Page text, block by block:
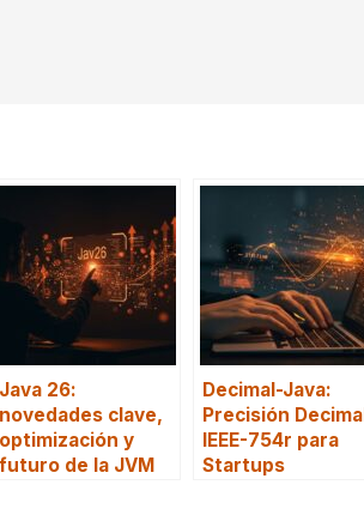
Java 26:
novedades clave,
optimización y
futuro de la JVM
Decimal-Java:
Precisión
IEEE-754r para
Startups